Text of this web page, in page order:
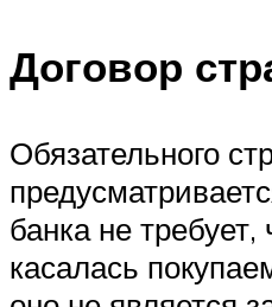
Договор
Обязательного
банка не
касалась